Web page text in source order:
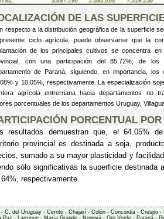
DE LAS
respecto a la distribución geográfica de la superficie
ciclo agrícola, puede observarse que la
de los principales cultivos se concentra
con una participación del 85.72%; de
de Paraná, siguiendo, en importancia,
y 10.05%, respectivamente. La especialización
agrícola entrerriana hacia departamentos no
porcentuales de los departamentos Uruguay,
PORCENTUAL
resultados demuestran que, el 64.05%
provincial es destinada a soja,
sumado a su mayor plasticidad y
sólo significativas la superficie destinada
respectivamente.
- C. del Uruguay - Cerrito - Chajarí - Colón - Concordia - Crespo -
Paz - Larroque - María Grande - Nogoyá - Oro Verde - Paraná -